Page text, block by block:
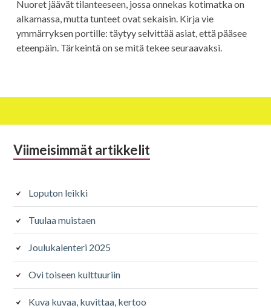
Nuoret jäävät tilanteeseen, jossa onnekas kotimatka on
alkamassa, mutta tunteet ovat sekaisin. Kirja vie
ymmärryksen portille: täytyy selvittää asiat, että pääsee
eteenpäin. Tärkeintä on se mitä tekee seuraavaksi.
Alapalkin
Viimeisimmät artikkelit
Loputon leikki
Tuulaa muistaen
Joulukalenteri 2025
Ovi toiseen kulttuuriin
Kuva kuvaa, kuvittaa, kertoo